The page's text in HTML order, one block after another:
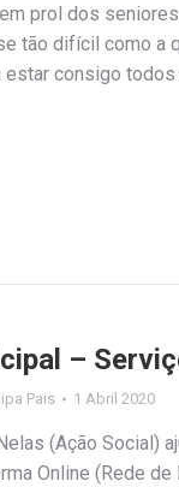
prol dos
tão difícil como a
estar consigo
–
Pais 1 Abril 2020
(Ação Social)
Online (Rede